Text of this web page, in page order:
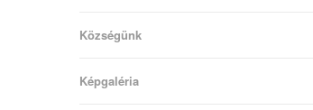
Községünk
Képgaléria